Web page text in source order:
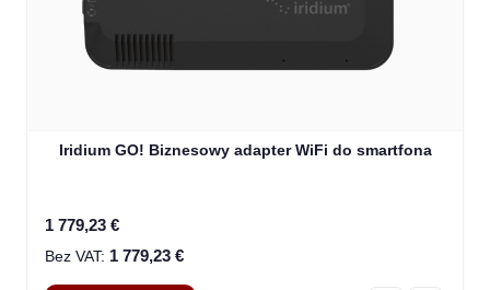
Iridium GO! Biznesowy adapter WiFi do smartfona
1 779,23 €
1 779,23 €